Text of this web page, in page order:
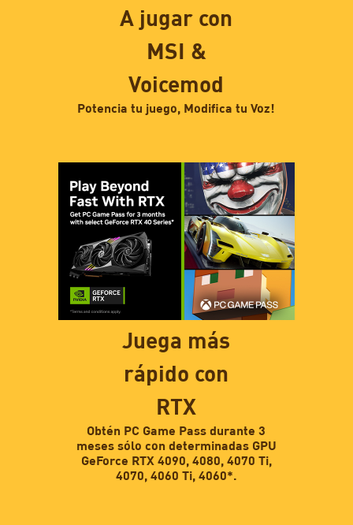
A jugar con
MSI &
Voicemod
Potencia tu juego, Modifica tu Voz!
Juega más
rápido con
RTX
Obtén PC Game Pass durante 3
meses sólo con determinadas GPU
GeForce RTX 4090, 4080, 4070 Ti,
4070, 4060 Ti, 4060*.